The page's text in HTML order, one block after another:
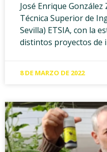
José Enrique González
Técnica Superior de
Sevilla) ETSIA, con la
distintos proyectos de
8 DE MARZO DE 2022